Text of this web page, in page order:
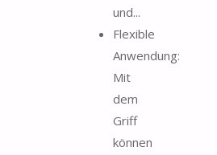
und...
Flexible
Anwendung:
Mit
dem
Griff
können